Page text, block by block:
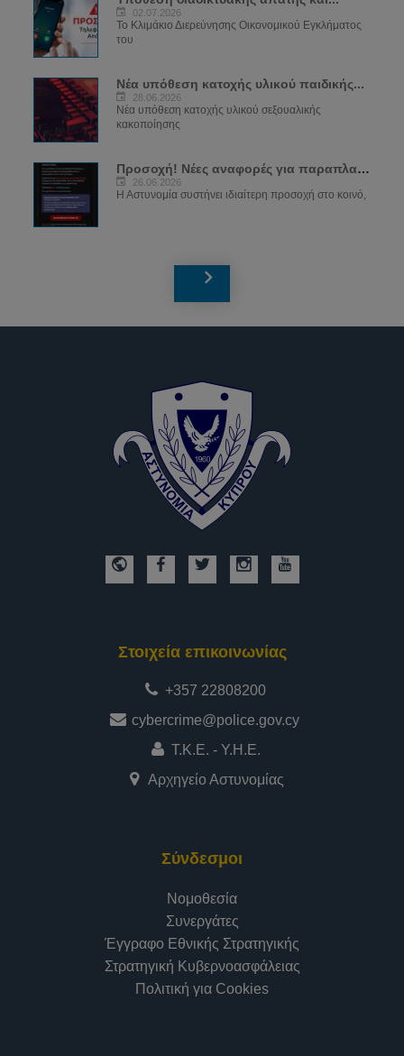
02.07.2026
Το Κλιμάκιο Διερεύνησης Οικονομικού Εγκλήματος
του
Νέα υπόθεση κατοχής υλικού παιδικής...
28.06.2026
Νέα υπόθεση κατοχής υλικού σεξουαλικής
κακοποίησης
Προσοχή! Νέες αναφορές για παραπλανητικά...
26.06.2026
Η Αστυνομία συστήνει ιδιαίτερη προσοχή στο κοινό,
Στοιχεία επικοινωνίας
+357 22808200
cybercrime@police.gov.cy
Τ.Κ.Ε. - Υ.Η.Ε.
Αρχηγείο Αστυνομίας
Σύνδεσμοι
Νομοθεσία
Συνεργάτες
Έγγραφο Εθνικής Στρατηγικής
Στρατηγική Κυβερνοασφάλειας
Πολιτική για Cookies